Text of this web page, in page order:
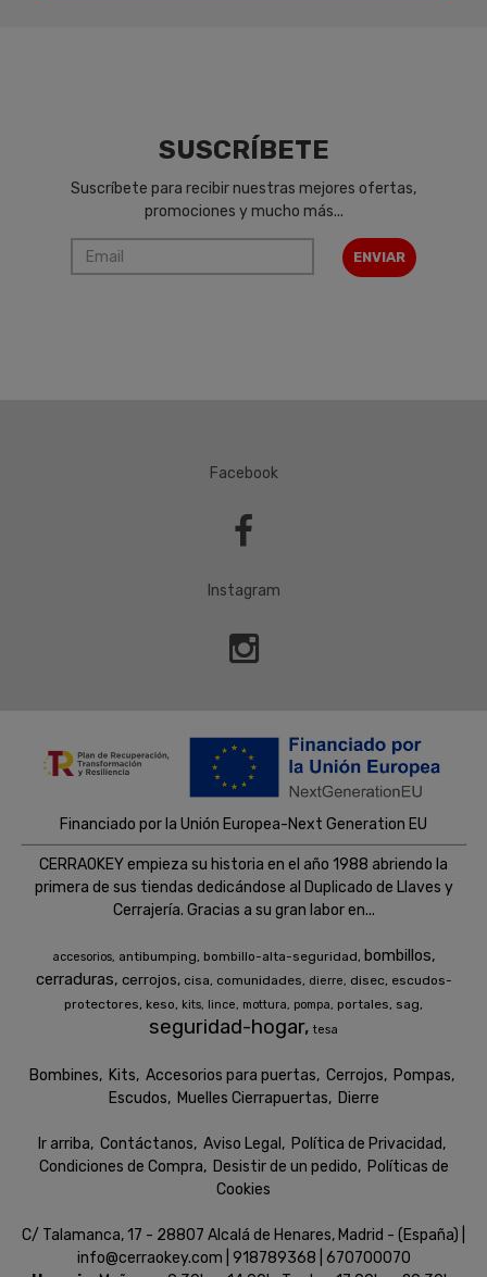
SUSCRÍBETE
Suscríbete para recibir nuestras mejores ofertas,
promociones y mucho más...
Facebook

Instagram

Financiado por la Unión Europea-Next Generation EU
CERRAOKEY empieza su historia en el año 1988 abriendo la
primera de sus tiendas dedicándose al Duplicado de Llaves y
Cerrajería. Gracias a su gran labor en...
accesorios antibumping bombillo-alta-seguridad
bombillos
cerraduras cerrojos cisa comunidades dierre disec escudos-
protectores keso kits lince mottura pompa portales sag
seguridad-hogar tesa
Bombines Kits Accesorios para puertas Cerrojos
Pompas
Escudos
Muelles Cierrapuertas Dierre
Ir arriba Contáctanos Aviso Legal
Política de Privacidad
Condiciones de Compra
Desistir de un pedido
Políticas de
Cookies
C/ Talamanca, 17 - 28807 Alcalá de Henares, Madrid - (España) |
info@cerraokey.com | 918789368 670700070